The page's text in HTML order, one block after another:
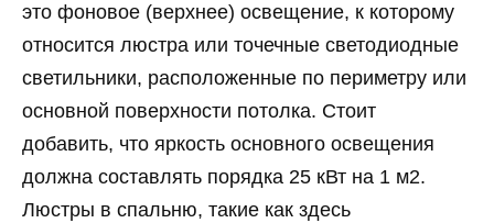
это фоновое (верхнее) освещение, к которому
относится люстра или точечные светодиодные
светильники, расположенные по периметру или
основной поверхности потолка. Стоит
добавить, что яркость основного освещения
должна составлять порядка 25 кВт на 1 м2.
Люстры в спальню, такие как здесь